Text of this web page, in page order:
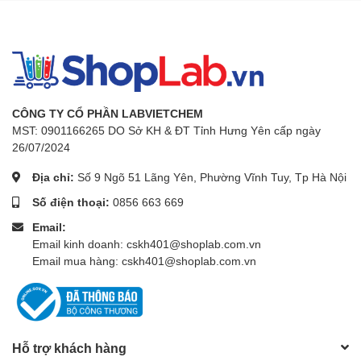
- Hệ thống làm lạnh tự động điều chỉnh để bảo vệ
máy nén và tiết kiệm điện.
- Thiết bị có chế độ khóa an toàn (khóa chế độ vào
Jog-Dial).
- Dải nhiệt độ: Nhiệt độ môi trường－35℃~ +150℃
- Độ phân giải nhiệt độ: Màn hình hiển thị: 0.1℃. Bộ
điều khiển: 0.1℃
- Độ đồng đều & Cảm biến nhiệt: ±0.2℃ ở －20℃,
PT100
- Công suất bơm tối đa: 25 Lít/phút. Áp suất tối đa:
7.5 psi. Độ cao tối đa: 4 m
CÔNG TY CỔ PHẦN LABVIETCHEM
MST: 0901166265 DO Sở KH & ĐT Tỉnh Hưng Yên cấp ngày
26/07/2024
Địa chỉ: Số 9 Ngõ 51 Lãng Yên, Phường Vĩnh Tuy, Tp Hà Nội
Số điện thoại: 0856 663 669
Email:
Email kinh doanh: cskh401@shoplab.com.vn
Email mua hàng: cskh401@shoplab.com.vn
Hỗ trợ khách hàng